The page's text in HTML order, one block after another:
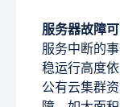
服务器故障
服务中断的
稳运行高度
公有云集群